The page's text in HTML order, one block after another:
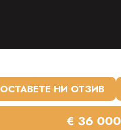
ОСТАВЕТЕ НИ ОТЗИВ
€ 36 000